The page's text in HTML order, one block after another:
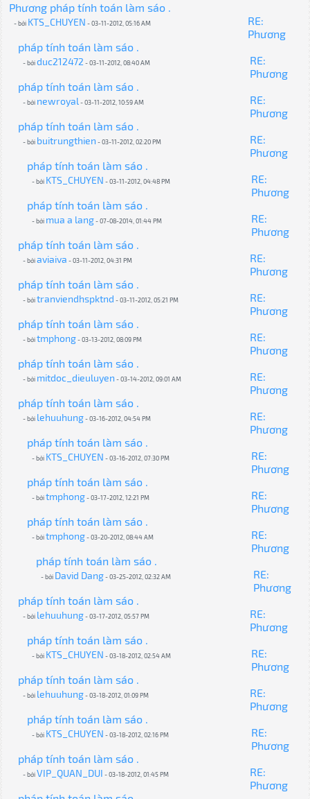
Phương pháp tính toán làm sáo .
- bởi KTS_CHUYEN - 03-11-2012, 05:16 AM
RE:
Phương
pháp tính toán làm sáo .
- bởiduc212472 - 03-11-2012, 08:40 AM
RE:
Phương
pháp tính toán làm sáo .
- bởi newroyal- 03-11-2012, 10:59 AM
RE:
Phương
pháp tính toán làm sáo .
- bởi buitrungthien - 03-11-2012, 02:20 PM
RE:
Phương
pháp tính toán làm sáo .
- bởi KTS_CHUYEN - 03-11-2012, 04:48 PM
RE:
Phương
pháp tính toán làm sáo .
- bởi mua a lang- 07-08-2014, 01:44 PM
RE:
Phương
pháp tính toán làm sáo .
- bởiaviaiva - 03-11-2012, 04:31 PM
RE:
Phương
pháp tính toán làm sáo .
- bởitranviendhspktnd - 03-11-2012, 05:21 PM
RE:
Phương
pháp tính toán làm sáo .
- bởitmphong- 03-13-2012, 08:09 PM
RE:
Phương
pháp tính toán làm sáo .
- bởi mitdoc_dieuluyen - 03-14-2012, 09:01 AM
RE:
Phương
pháp tính toán làm sáo .
- bởi lehuuhung- 03-16-2012, 04:54 PM
RE:
Phương
pháp tính toán làm sáo .
- bởi KTS_CHUYEN - 03-16-2012, 07:30 PM
RE:
Phương
pháp tính toán làm sáo .
- bởitmphong- 03-17-2012, 12:21 PM
RE:
Phương
pháp tính toán làm sáo .
- bởitmphong- 03-20-2012, 08:44 AM
RE:
Phương
pháp tính toán làm sáo .
- bởi David Dang- 03-25-2012, 02:32 AM
RE:
Phương
pháp tính toán làm sáo .
- bởi lehuuhung- 03-17-2012, 05:57 PM
RE:
Phương
pháp tính toán làm sáo .
- bởi KTS_CHUYEN - 03-18-2012, 02:54 AM
RE:
Phương
pháp tính toán làm sáo .
- bởi lehuuhung- 03-18-2012, 01:09 PM
RE:
Phương
pháp tính toán làm sáo .
- bởi KTS_CHUYEN - 03-18-2012, 02:16 PM
RE:
Phương
pháp tính toán làm sáo .
- bởiVIP_QUAN_DUI - 03-18-2012, 01:45 PM
RE:
Phương